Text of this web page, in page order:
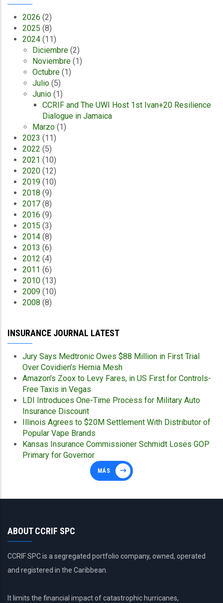
2026 (2)
2025 (8)
2024 (11)
Diciembre (2)
Noviembre (1)
Octubre (1)
Julio (5)
Junio (1)
CCRIF and The UWI Host 1st Ivan+20 Resilience
Dialogue in Jamaica
Marzo (1)
2023 (11)
2022 (5)
2021 (10)
2020 (12)
2019 (10)
2018 (9)
2017 (8)
2016 (9)
2015 (3)
2014 (8)
2013 (6)
2012 (4)
2011 (6)
2010 (13)
2009 (10)
2008 (8)
INSURANCE JOURNAL LATEST
Jury Says Medtronic Owes $88 Million in First Trial
Over Covidien’s Hernia Mesh
Amazon’s Zoox to Levy Fares, in US First for Controls-
Free Taxis in Vegas
LDI Introduces One-Time Process for Military Auto
Insurance Discount
Illinois Agrees to $20M Settlement With Distributor of
Popular Vape Brands
Kansas Insurance Commissioner Schmidt Loses GOP
Primary for Governor
MÁS
ABOUT CCRIF SPC
CCRIF SPC is a segregated portfolio company, owned, operated
and registered in the Caribbean.
It limits the financial impact of catastrophic hurricanes,